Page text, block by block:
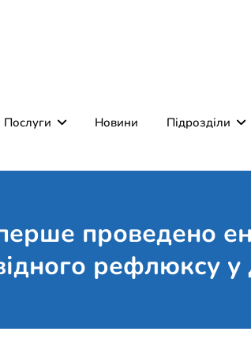
Послуги Новини Підрозділи
проведено
рефлюксу у